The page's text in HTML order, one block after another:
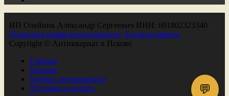
💬
ИП Олейник Александр Сергеевич ИНН: 601802323340
Политика конфиденциальности Договор-оферта
Copyright © Антиквариат в Пскове
Главная
Каталог
Оценка антиквариата
Доставка и оплата